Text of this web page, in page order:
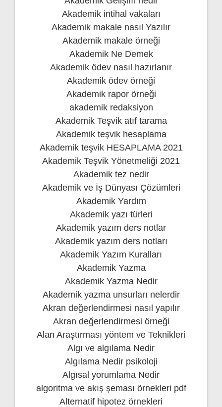
Akademik intihal vakaları
Akademik makale nasıl Yazılır
Akademik makale örneği
Akademik Ne Demek
Akademik ödev nasıl hazırlanır
Akademik ödev örneği
Akademik rapor örneği
akademik redaksiyon
Akademik Teşvik atıf tarama
Akademik teşvik hesaplama
Akademik teşvik HESAPLAMA 2021
Akademik Teşvik Yönetmeliği 2021
Akademik tez nedir
Akademik ve İş Dünyası Çözümleri
Akademik Yardım
Akademik yazı türleri
Akademik yazım ders notlar
Akademik yazım ders notları
Akademik Yazım Kuralları
Akademik Yazma
Akademik Yazma Nedir
Akademik yazma unsurları nelerdir
Akran değerlendirmesi nasıl yapılır
Akran değerlendirmesi örneği
Alan Araştırması yöntem ve Teknikleri
Algı ve algılama Nedir
Algılama Nedir psikoloji
Algısal yorumlama Nedir
algoritma ve akış şeması örnekleri pdf
Alternatif hipotez örnekleri